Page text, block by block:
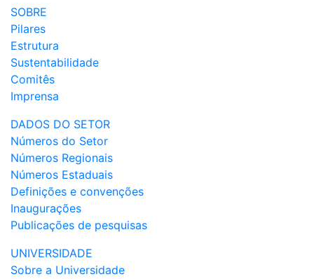
SOBRE
Pilares
Estrutura
Sustentabilidade
Comitês
Imprensa
DADOS DO SETOR
Números do Setor
Números Regionais
Números Estaduais
Definições e convenções
Inaugurações
Publicações de pesquisas
UNIVERSIDADE
Sobre a Universidade